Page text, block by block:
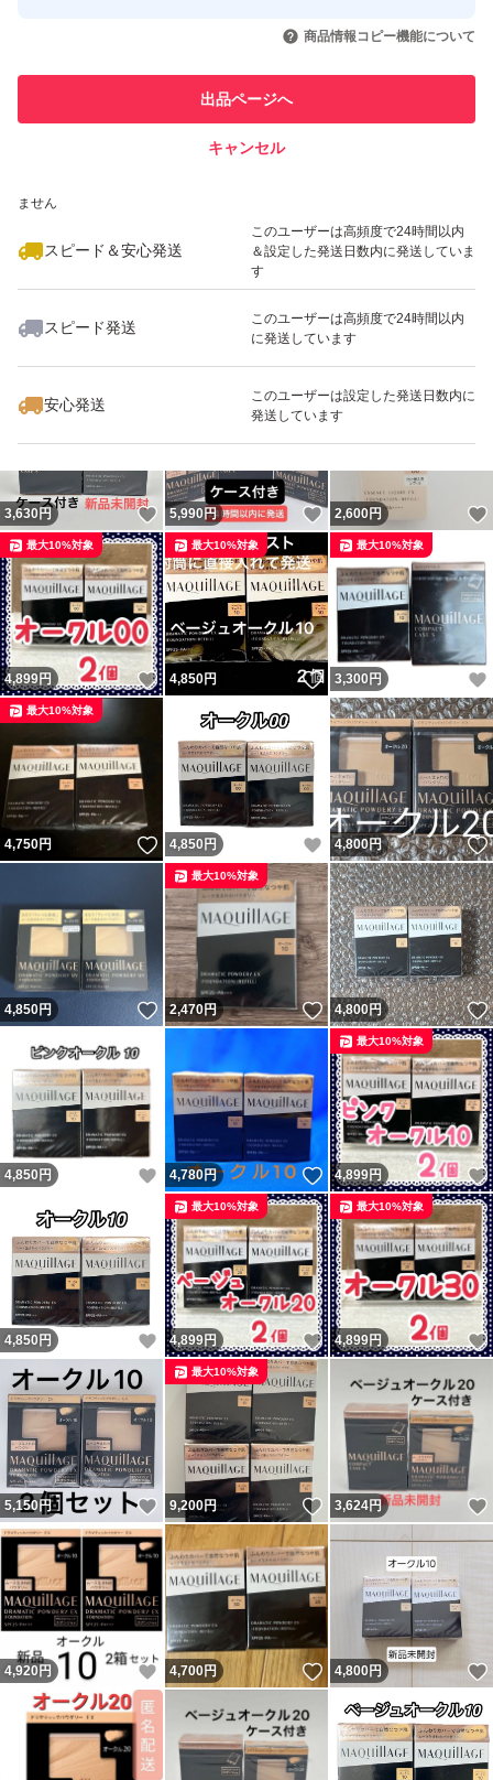
引を完了させた実績があります
での取引実績があります
ません
スピード＆安心発送
このユーザーは高頻度で24時間以内
＆設定した発送日数内に発送していま
す
スピード発送
このユーザーは高頻度で24時間以内
に発送しています
安心発送
このユーザーは設定した発送日数内に
発送しています
商品情報コピー機能について
出品ページへ
キャンセル
いいね！
3,700
3,630円 いいね！
5,990円 いいね！
2,600円
4,899円 いいね！
最大10%対象
4,850円 いいね！
最大10%対象
3,300 円
最大10%対象
4,750円 いいね！
最大10%対象
4,850 円 いいね！
4,800円
4,850円 いいね！
2,470円 いいね！
最大10%対象
4,800円
4,850 円 いいね！
4,780円 いいね！
4,899円
最大10%対象
4,850 円 いいね！
4,899円 いいね！
最大10%対象
4,899円
最大10%対象
5,150円 いいね！
9,200円 いいね！
最大10%対象
3,624円
4,920 円 いいね！
4,700円 いいね！
4,800円